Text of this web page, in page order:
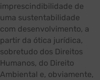
imprescindibilidade de
uma sustentabilidade
com desenvolvimento, a
partir da ótica jurídica,
sobretudo dos Direitos
Humanos, do Direito
Ambiental e, obviamente,